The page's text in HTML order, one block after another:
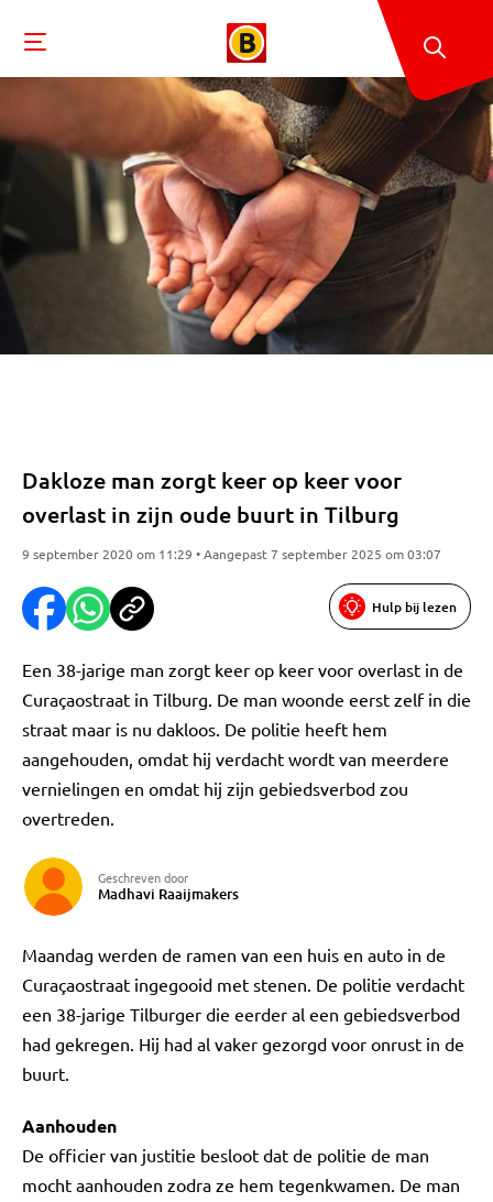
Dakloze man zorgt keer op keer voor
overlast in zijn oude buurt in Tilburg
9 september 2020 om 11:29 • Aangepast 7 september 2025 om 03:07
Hulp bij lezen
Een 38-jarige man zorgt keer op keer voor overlast in de
Curaçaostraat in Tilburg. De man woonde eerst zelf in die
straat maar is nu dakloos. De politie heeft hem
aangehouden, omdat hij verdacht wordt van meerdere
vernielingen en omdat hij zijn gebiedsverbod zou
overtreden.
Geschreven door
Madhavi Raaijmakers
Maandag werden de ramen van een huis en auto in de
Curaçaostraat ingegooid met stenen. De politie verdacht
een 38-jarige Tilburger die eerder al een gebiedsverbod
had gekregen. Hij had al vaker gezorgd voor onrust in de
buurt.
Aanhouden
De officier van justitie besloot dat de politie de man
mocht aanhouden zodra ze hem tegenkwamen. De man